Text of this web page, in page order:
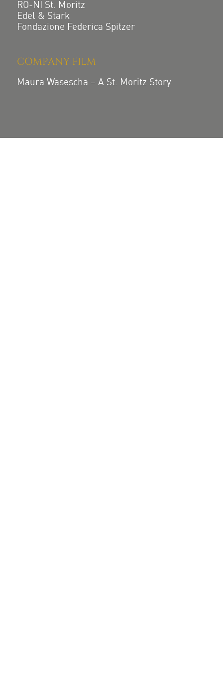
RO-NI St. Moritz
Edel & Stark
Fondazione Federica Spitzer
COMPANY FILM
Maura Wasescha – A St. Moritz Story